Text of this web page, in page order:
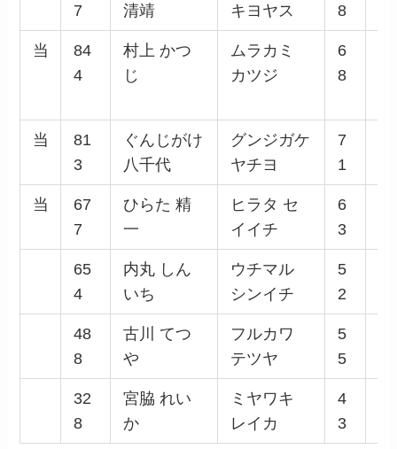
7
清靖
キヨヤス
8
当
84
4
村上 かつ
じ
ムラカミ
カツジ
6
8
当
81
3
ぐんじがけ
八千代
グンジガケ
ヤチヨ
7
1
当
67
7
ひらた 精
一
ヒラタ セ
イイチ
6
3
65
4
内丸 しん
いち
ウチマル
シンイチ
5
2
48
8
古川 てつ
や
フルカワ
テツヤ
5
5
32
8
宮脇 れい
か
ミヤワキ
レイカ
4
3